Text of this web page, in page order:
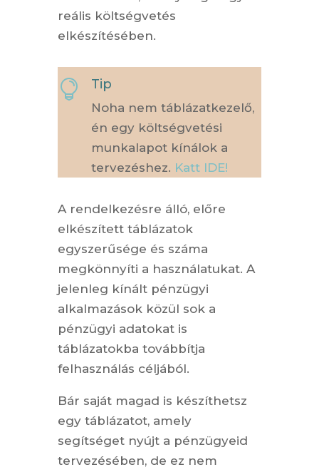
reális költségvetés
elkészítésében.
 Tip
Noha nem táblázatkezelő,
én egy költségvetési
munkalapot kínálok a
tervezéshez. Katt IDE!
A rendelkezésre álló, előre
elkészített táblázatok
egyszerűsége és száma
megkönnyíti a használatukat. A
jelenleg kínált pénzügyi
alkalmazások közül sok a
pénzügyi adatokat is
táblázatokba továbbítja
felhasználás céljából.
Bár saját magad is készíthetsz
egy táblázatot, amely
segítséget nyújt a pénzügyeid
tervezésében, de ez nem